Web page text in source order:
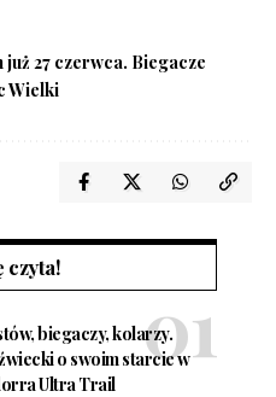
27 czerwca. Biegacze
Wielki
czyta!
biegaczy, kolarzy.
o swoim starcie w
Ultra Trail